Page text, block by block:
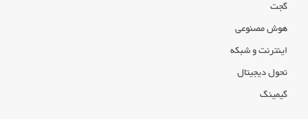
گجت
هوش مصنوعی
اینترنت و شبکه
تحول دیجیتال
گیمینگ